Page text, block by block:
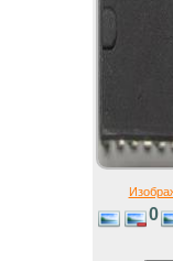
0